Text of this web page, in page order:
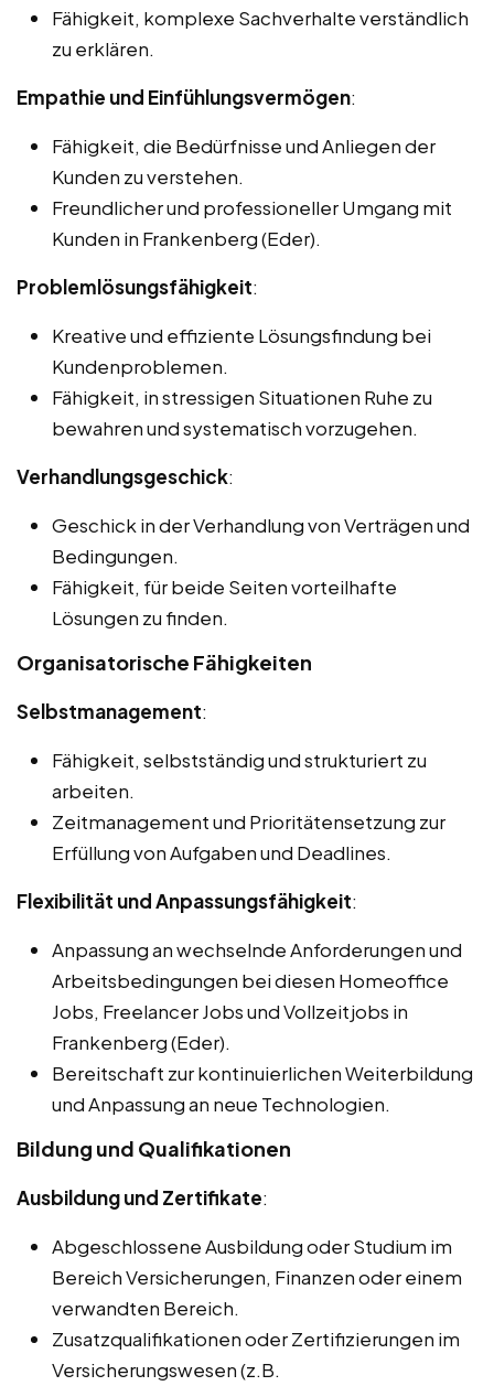
Fähigkeit, komplexe Sachverhalte verständlich
zu erklären.
Empathie und Einfühlungsvermögen:
Fähigkeit, die Bedürfnisse und Anliegen der
Kunden zu verstehen.
Freundlicher und professioneller Umgang mit
Kunden in Frankenberg (Eder).
Problemlösungsfähigkeit:
Kreative und effiziente Lösungsfindung bei
Kundenproblemen.
Fähigkeit, in stressigen Situationen Ruhe zu
bewahren und systematisch vorzugehen.
Verhandlungsgeschick:
Geschick in der Verhandlung von Verträgen und
Bedingungen.
Fähigkeit, für beide Seiten vorteilhafte
Lösungen zu finden.
Organisatorische Fähigkeiten
Selbstmanagement:
Fähigkeit, selbstständig und strukturiert zu
arbeiten.
Zeitmanagement und Prioritätensetzung zur
Erfüllung von Aufgaben und Deadlines.
Flexibilität und Anpassungsfähigkeit:
Anpassung an wechselnde Anforderungen und
Arbeitsbedingungen bei diesen Homeoffice
Jobs, Freelancer Jobs und Vollzeitjobs in
Frankenberg (Eder).
Bereitschaft zur kontinuierlichen Weiterbildung
und Anpassung an neue Technologien.
Bildung und Qualifikationen
Ausbildung und Zertifikate:
Abgeschlossene Ausbildung oder Studium im
Bereich Versicherungen, Finanzen oder einem
verwandten Bereich.
Zusatzqualifikationen oder Zertifizierungen im
Versicherungswesen (z.B.